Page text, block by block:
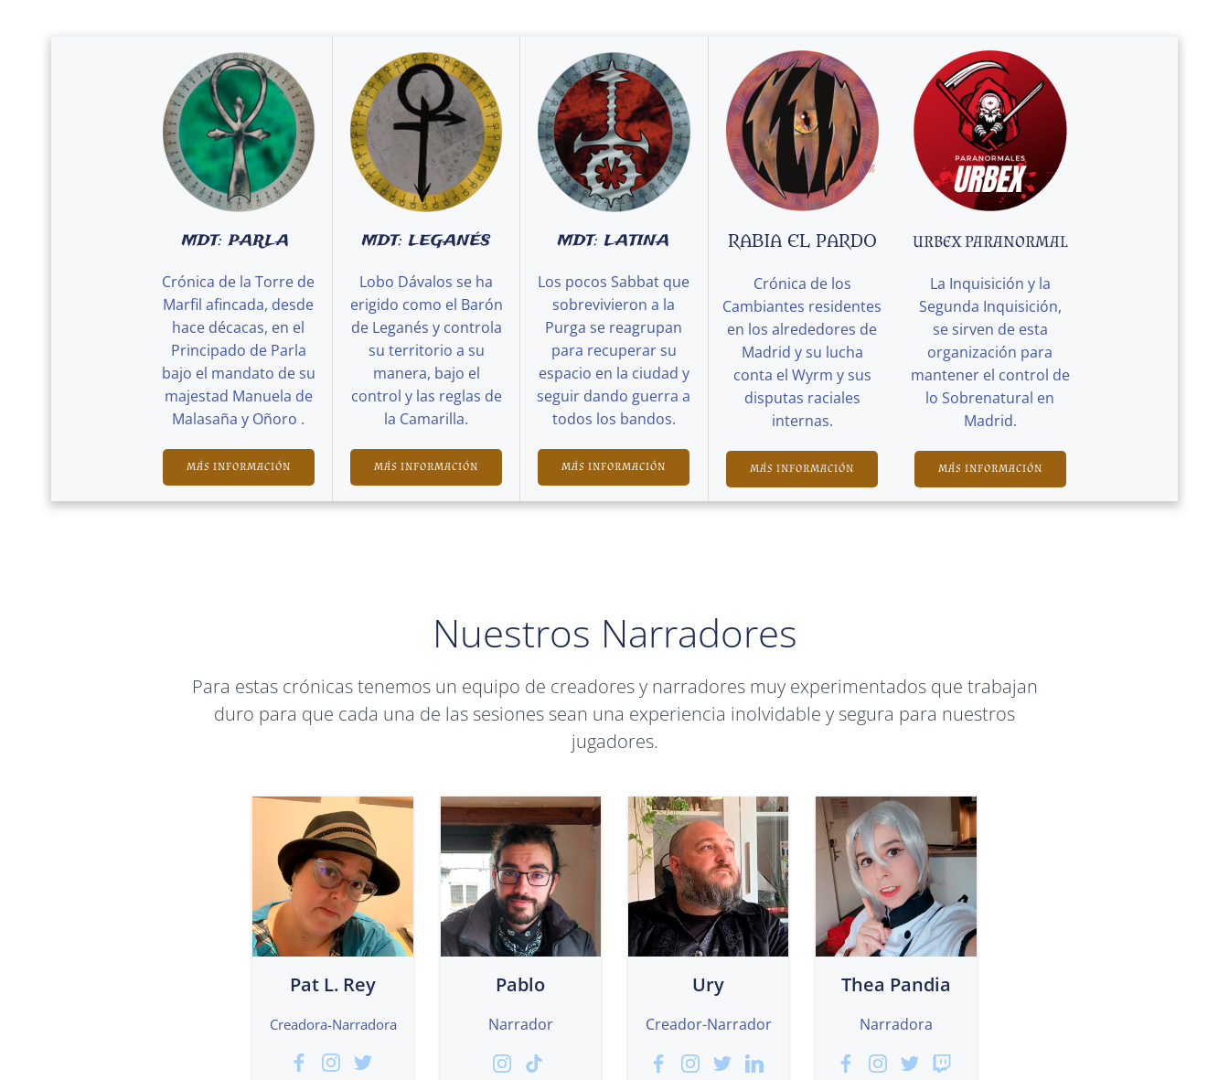
MDT: PARLA
Crónica de la Torre de
Marfil afincada, desde
hace décacas, en el
Principado de Parla
bajo el mandato de su
majestad Manuela de
Malasaña y Oñoro .
MÁS INFORMACIÓN
MDT: LEGANÉS
Lobo Dávalos se ha
erigido como el Barón
de Leganés y controla
su territorio a su
manera, bajo el
control y las reglas de
la Camarilla.
MÁS INFORMACIÓN
MDT: LATINA
Los pocos Sabbat que
sobrevivieron a la
Purga se reagrupan
para recuperar su
espacio en la ciudad y
seguir dando guerra a
todos los bandos.
MÁS INFORMACIÓN
RABIA EL PARDO
Crónica de los
Cambiantes residentes
en los alrededores de
Madrid y su lucha
conta el Wyrm y sus
disputas raciales
internas.
MÁS INFORMACIÓN
URBEX PARANORMAL
La Inquisición y la
Segunda Inquisición,
se sirven de esta
organización para
mantener el control de
lo Sobrenatural en
Madrid.
MÁS INFORMACIÓN
Nuestros Narradores
Para estas crónicas tenemos un equipo de creadores y narradores muy experimentados que trabajan
duro para que cada una de las sesiones sean una experiencia inolvidable y segura para nuestros
jugadores.
Pat L. Rey
Creadora-Narradora
Pablo
Narrador
Ury
Creador-Narrador
Thea Pandia
Narradora